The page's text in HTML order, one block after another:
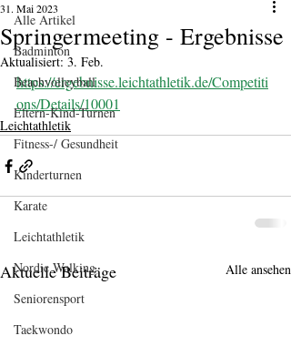
Alle Artikel
Badminton
Beachvolleyball
Eltern-Kind-Turnen
Fitness-/ Gesundheit
Kinderturnen
Karate
Leichtathletik
Nordic Walking
Seniorensport
Taekwondo
Springermeeting - Ergebnisse
31. Mai 2023
Aktualisiert:3. Feb.
https://ergebnisse.leichtathletik.de/Competiti
ons/Details/10001
Leichtathletik
Aktuelle Beiträge Alle ansehen